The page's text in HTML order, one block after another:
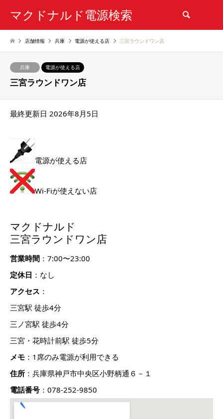
マクドナルド電源検索
店舗情報 兵庫 電源が使える店 三宮ラウンドワン店
兵庫 電源が使える店
三宮ラウンドワン店
最終更新日 2026年8月5日
電源が使える店
Wi-Fiが使えない店
マクドナルド
三宮ラウンドワン店
営業時間 ：7:00〜23:00
定休日 ：なし
アクセス ：
三宮駅 徒歩4分
三ノ宮駅 徒歩4分
三宮・花時計前駅 徒歩5分
メモ ：1席のみ電源が利用できる
住所 ：兵庫県神戸市中央区小野柄通６－１
電話番号 ：078-252-9850